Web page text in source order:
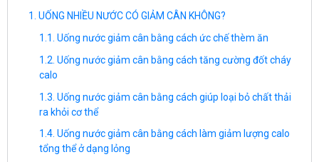
UỐNG NHIỀU NƯỚC CÓ GIẢM CÂN KHÔNG?
Uống nước giảm cân bằng cách ức chế thèm ăn
Uống nước giảm cân bằng cách tăng cường đốt cháy
calo
Uống nước giảm cân bằng cách giúp loại bỏ chất thải
ra khỏi cơ thể
Uống nước giảm cân bằng cách làm giảm lượng calo
tổng thể ở dạng lỏng